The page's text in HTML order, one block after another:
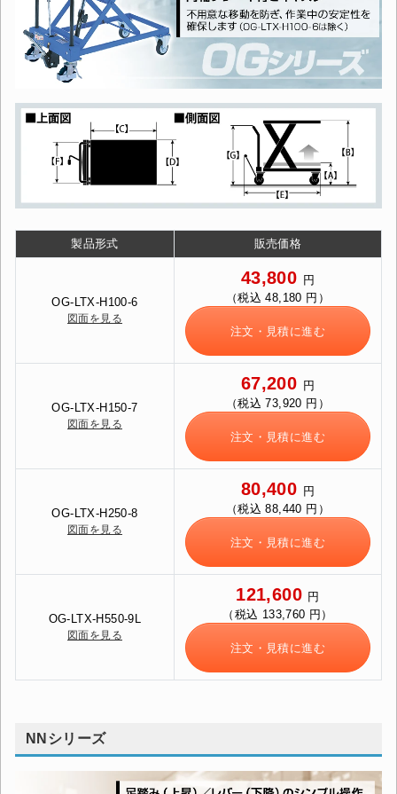
製品形式 販売価格
OG-LTX-H100-6
図面を見る
43,800 円
（税込 48,180 円）
注文・見積に進む
OG-LTX-H150-7
図面を見る
67,200 円
（税込 73,920 円）
注文・見積に進む
OG-LTX-H250-8
図面を見る
80,400 円
（税込 88,440 円）
注文・見積に進む
OG-LTX-H550-9L
図面を見る
121,600 円
（税込 133,760 円）
注文・見積に進む
NNシリーズ